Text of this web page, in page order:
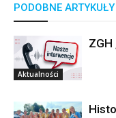
PODOBNE ARTYKUŁY
Aktualności
ZGH